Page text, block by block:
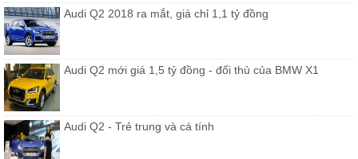
Audi Q2 2018 ra mắt, giá chỉ 1,1 tỷ đồng
Audi Q2 mới giá 1,5 tỷ đồng - đối thủ của BMW X1
Audi Q2 - Trẻ trung và cá tính